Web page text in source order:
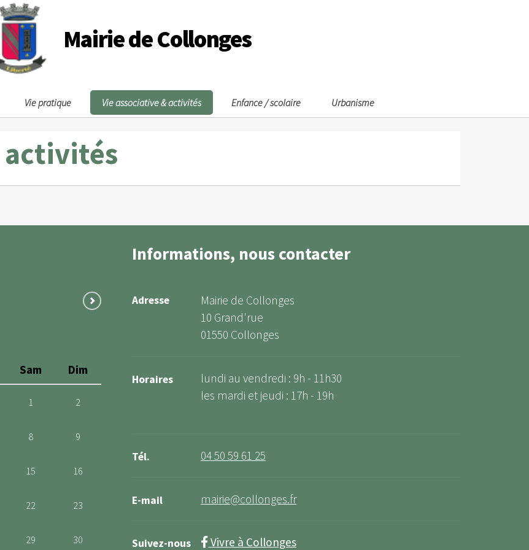
Mairie de Collonges
Vie pratique Vie associative & activités Enfance / scolaire Urbanisme
activités
Sam Dim
1 2
8 9
15 16
22 23
29 30
Informations, nous contacter
Adresse
Mairie de Collonges
10 Grand'rue
01550 Collonges
Horaires
lundi au vendredi : 9h - 11h30
les mardi et jeudi : 17h - 19h
Tél. 04 50 59 61 25
E-mail mairie@collonges.fr
Suivez-nous Vivre à Collonges